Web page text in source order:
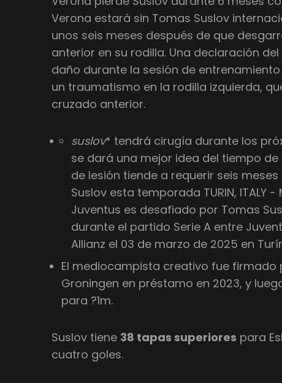
Verona estará sin Tomas Suslov
unos seis meses después de que
anterior en su rodilla. Una declaración
daño durante la sesión de
un traumatismo en la rodilla izquierda,
cruzado anterior.
suslov* tendrá cirugía durante los
se dará una mejor idea del tiempo
de lesión tiende a requerir seis
Suslov esta temporada TURIN, ITALY -
Juventus es desafiado por Tomas
durante el partido Serie A entre
Allianz el 03 de marzo de 2025 en
El mediocampista creativo fue firmado
Groningen en préstamo en 2023, y
para ?1m.
Suslov tiene 38 tapas superiores para
cuatro goles.